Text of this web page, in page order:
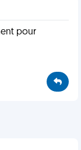
pour